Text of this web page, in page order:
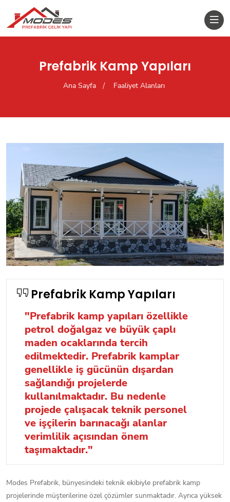
Prefabrik Kamp Yapıları
Ana Sayfa Faaliyet Alanları
Prefabrik Kamp Yapıları
"Prefabrik kamp yapıları özellikle
petrol doğalgaz ve büyük çaplı
maden ocaklarında tercih
edilmektedir. Prefabrik kamplar
genellikle iş gücünün dışardan
sağlandığı projelerde
kullanılmaktadır. Bu nedenle
projede çalışacak teknik personel
ve işçilerin barınacağı alanlar
verimlilik açısından önem
taşımaktadır."
Modes Prefabrik, bünyesindeki teknik ekibiyle prefabrik kamp
projelerinde müşterilerine özel çözümler sunmaktadır. Ayrıca yüksek